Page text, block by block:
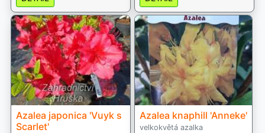
Azalea japonica 'Vuyk s
Scarlet'
Azalea knaphill 'Anneke'
velkokvětá azalka